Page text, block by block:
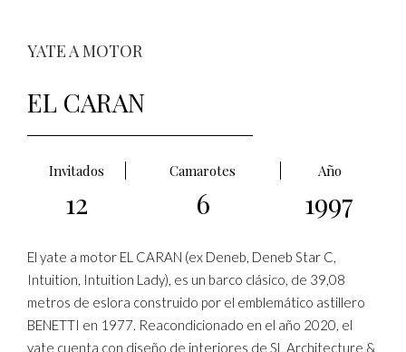
YATE A MOTOR
EL CARAN
Invitados Camarotes Año
12 6 1997
El yate a motor EL CARAN (ex Deneb, Deneb Star C,
Intuition, Intuition Lady), es un barco clásico, de 39,08
metros de eslora construido por el emblemático astillero
BENETTI en 1977. Reacondicionado en el año 2020, el
yate cuenta con diseño de interiores de SL Architecture &